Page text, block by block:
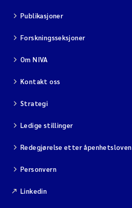
Publikasjoner
Forskningsseksjoner
Om NIVA
Kontakt oss
Strategi
Ledige stillinger
Redegjørelse etter åpenhetsloven
Personvern
Linkedin